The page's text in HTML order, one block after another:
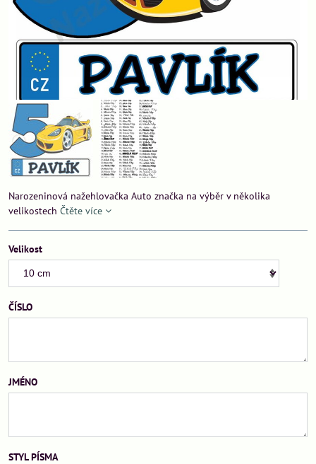
Narozeninová nažehlovačka Auto značka na výběr v několika
velikostech Čtěte více
Velikost
ČÍSLO
JMÉNO
STYL PÍSMA